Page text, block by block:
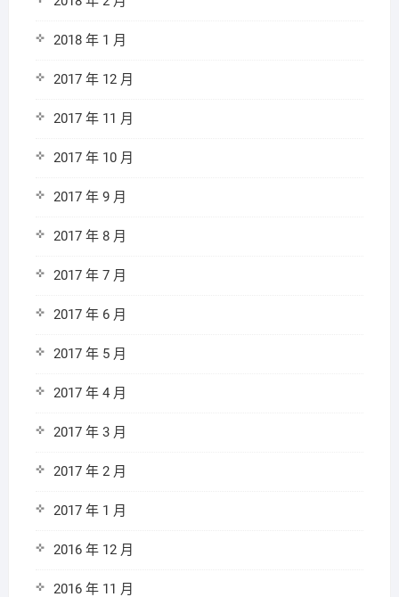
2018 年 1 月
2017 年 12 月
2017 年 11 月
2017 年 10 月
2017 年 9 月
2017 年 8 月
2017 年 7 月
2017 年 6 月
2017 年 5 月
2017 年 4 月
2017 年 3 月
2017 年 2 月
2017 年 1 月
2016 年 12 月
2016 年 11 月